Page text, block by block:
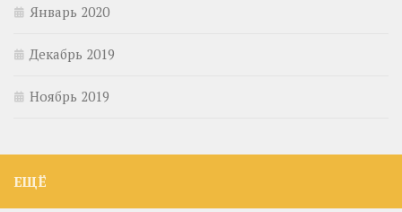
Январь 2020
Декабрь 2019
Ноябрь 2019
ЕЩЁ